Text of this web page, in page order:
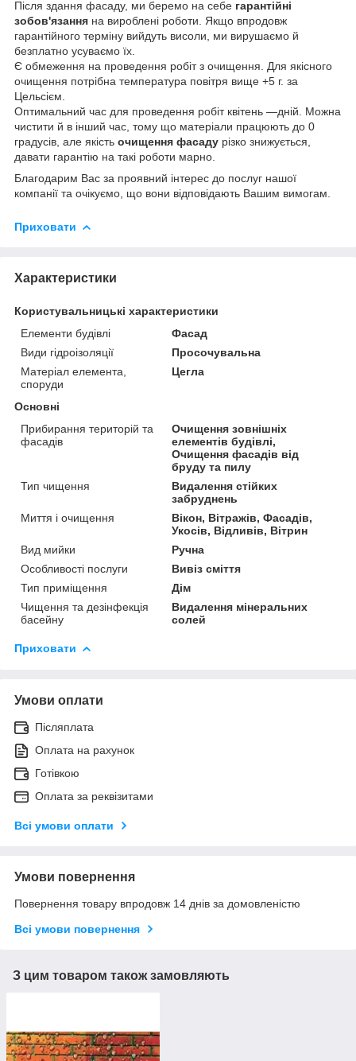
Після здання фасаду, ми беремо на себе гарантійні
зобов'язання на вироблені роботи. Якщо впродовж
гарантійного терміну вийдуть висоли, ми вирушаємо й
безплатно усуваємо їх.
Є обмеження на проведення робіт з очищення. Для якісного
очищення потрібна температура повітря вище +5 г. за
Цельсієм.
Оптимальний час для проведення робіт квітень —дній. Можна
чистити й в інший час, тому що матеріали працюють до 0
градусів, але якість очищення фасаду різко знижується,
давати гарантію на такі роботи марно.
Благодарим Вас за проявний інтерес до послуг нашої
компанії та очікуємо, що вони відповідають Вашим вимогам.
Приховати
Характеристики
Користувальницькі характеристики
Елементи будівлі
Фасад
Види гідроізоляції
Просочувальна
Матеріал елемента,
споруди
Цегла
Основні
Прибирання територій та
фасадів
Очищення зовнішніх
елементів будівлі,
Очищення фасадів від
бруду та пилу
Тип чищення
Видалення стійких
забруднень
Миття і очищення
Вікон, Вітражів, Фасадів,
Укосів, Відливів, Вітрин
Вид мийки
Ручна
Особливості послуги
Вивіз сміття
Тип приміщення
Дім
Чищення та дезінфекція
басейну
Видалення мінеральних
солей
Приховати
Умови оплати
Післяплата
Оплата на рахунок
Готівкою
Оплата за реквізитами
Всі умови оплати
Умови повернення
Повернення товару впродовж 14 днів за домовленістю
Всі умови повернення
З цим товаром також замовляють